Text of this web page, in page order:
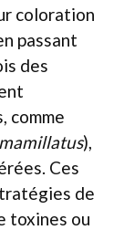
coloration
passant
des
comme
),
Ces
de
toxines ou